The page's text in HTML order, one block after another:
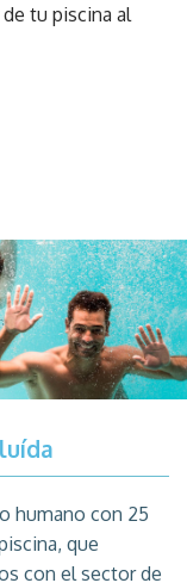
tu piscina al
humano con 25
que
con el sector de